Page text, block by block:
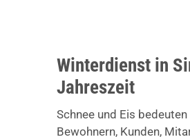
Winterdienst in
Jahreszeit
Schnee und Eis
Bewohnern, Kunden,